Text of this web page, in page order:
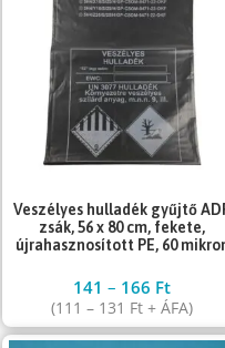
Veszélyes hulladék gyűjtő
zsák, 56 x 80 cm, fekete,
újrahasznosított PE, 60
141– 166 Ft
(111– 131 Ft + ÁFA)